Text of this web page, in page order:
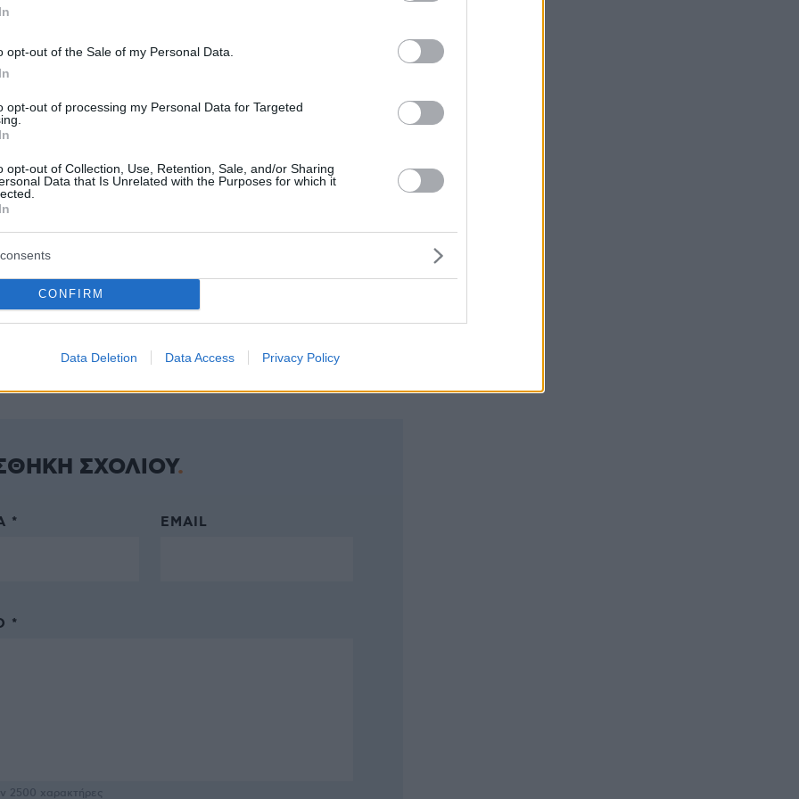
opt-out of the Sale of my Personal Data.
opt-out of processing my Personal Data for Targeted
opt-out of Collection, Use, Retention, Sale, and/or Sharing
Data that Is Unrelated with the Purposes for which it
CONFIRM
Data Deletion Data Access Privacy Policy
το έκτο όχημα που αναπτύσσεται πλήρως από
των επιδόσεων από το Affalterbach
στο πρώτο μοντέλο που κατασκευάστηκε
καθώς και στα μοντέλα GT, SL, στην
GT και SLS.
Ειδήσεις
από την Ελλάδα και τον Κόσμο, τη
στοProtothema.gr
ΠΡΟΣΘΗΚΗ ΣΧΟΛΙΟΥ
ΣΧΟΛΙΟΥ
* EMAIL
*
2500 χαρακτήρες